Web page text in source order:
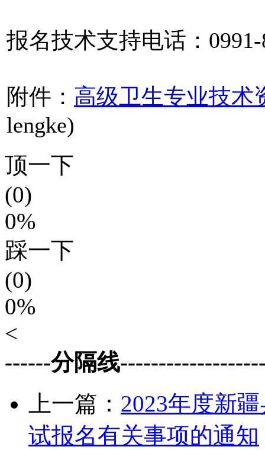
报名技术支持电话：0991-
附件： 高级卫生专业技术
lengke)
顶一下
(0)
0%
踩一下
(0)
0%
<
------分隔线
上一篇： 2023年度新
试报名有关事项的通知